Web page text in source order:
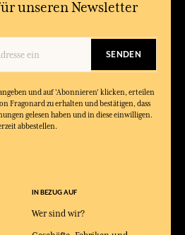
unseren Newsletter
SENDEN
und auf 'Abonnieren' klicken, erteilen
Fragonard zu erhalten und bestätigen, dass
gelesen haben und in diese einwilligen.
abbestellen.
IN BEZUG AUF
Wer sind wir?